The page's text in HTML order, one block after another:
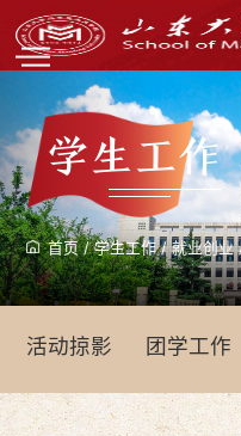
学生工作
首页/学生工作/就业创业
活动掠影 团学工作